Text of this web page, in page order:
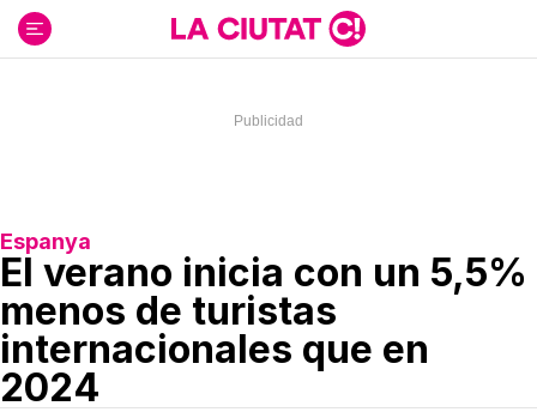
contenido
Espanya
El verano inicia con un 5,5%
menos de turistas
internacionales que en
2024